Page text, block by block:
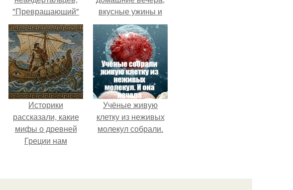
"Превращающий"
человека в качка.
вкусные ужины и
прогулки после
дождя.
Историки
рассказали, какие
мифы о древней
Греции нам
Учёные живую
клетку из неживых
молекул собрали.